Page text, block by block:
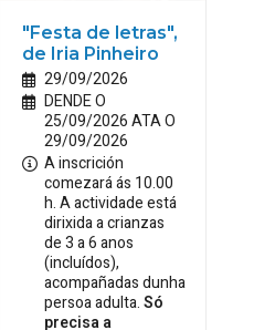
"Festa de letras",
de Iria Pinheiro
29/09/2026
DENDE O
25/09/2026 ATA O
29/09/2026
A inscrición
comezará ás 10.00
h. A actividade está
dirixida a crianzas
de 3 a 6 anos
(incluídos),
acompañadas dunha
persoa adulta.Só
precisa a